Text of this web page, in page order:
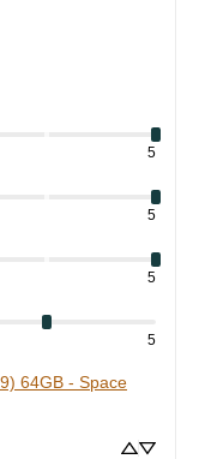
5
5
5
5
64GB - Space